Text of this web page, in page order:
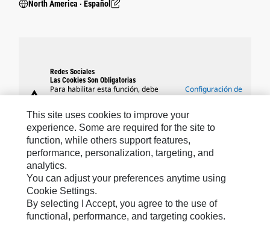
North America ‧ Español
warning
Redes Sociales
Las Cookies Son Obligatorias
Para habilitar esta función, debe
aceptar el uso de cookies de
rendimiento.
Configuración de
MARCAS DE CATERPILLAR
Caterpillar.com
This site uses cookies to improve your
experience. Some are required for the site to
function, while others support features,
performance, personalization, targeting, and
analytics.
You can adjust your preferences anytime using
Cookie Settings.
By selecting I Accept, you agree to the use of
functional, performance, and targeting cookies.